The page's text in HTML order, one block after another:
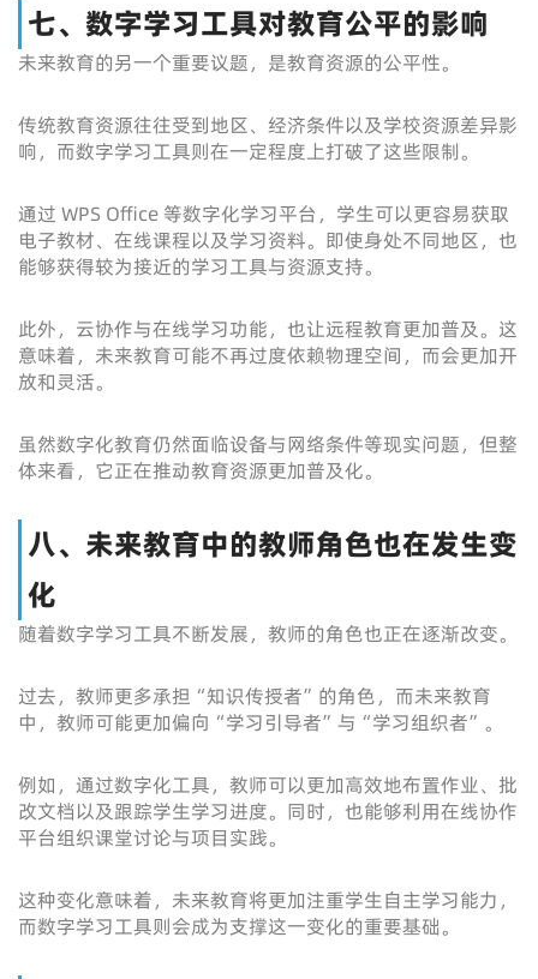
七、数字学习工具对教育公平的影响
未来教育的另一个重要议题，是教育资源的公平性。
传统教育资源往往受到地区、经济条件以及学校资源差异影
响，而数字学习工具则在一定程度上打破了这些限制。
通过 WPS Office 等数字化学习平台，学生可以更容易获取
电子教材、在线课程以及学习资料。即使身处不同地区，也
能够获得较为接近的学习工具与资源支持。
此外，云协作与在线学习功能，也让远程教育更加普及。这
意味着，未来教育可能不再过度依赖物理空间，而会更加开
放和灵活。
虽然数字化教育仍然面临设备与网络条件等现实问题，但整
体来看，它正在推动教育资源更加普及化。
八、未来教育中的教师角色也在发生变
化
随着数字学习工具不断发展，教师的角色也正在逐渐改变。
过去，教师更多承担“知识传授者”的角色，而未来教育
中，教师可能更加偏向“学习引导者”与“学习组织者”。
例如，通过数字化工具，教师可以更加高效地布置作业、批
改文档以及跟踪学生学习进度。同时，也能够利用在线协作
平台组织课堂讨论与项目实践。
这种变化意味着，未来教育将更加注重学生自主学习能力，
而数字学习工具则会成为支撑这一变化的重要基础。